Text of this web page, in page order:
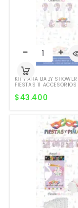
KIT PARA BABY
FIESTAS 11 ACCESORIOS
$43.400